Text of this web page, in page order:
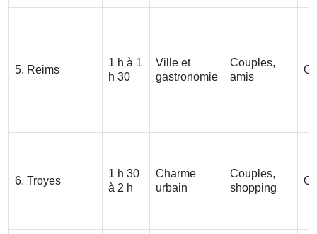
5. Reims
1 h à 1
h 30
Ville et
gastronomie
Couples,
amis
6. Troyes
1 h 30
à 2 h
Charme
urbain
Couples,
shopping